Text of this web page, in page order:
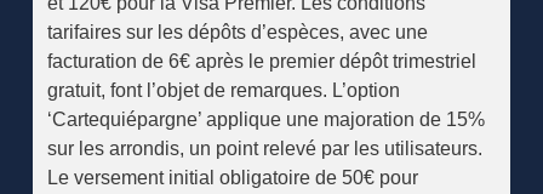
tarifaires sur les dépôts d’espèces, avec une
facturation de 6€ après le premier dépôt trimestriel
gratuit, font l’objet de remarques. L’option
‘Cartequiépargne’ applique une majoration de 15%
sur les arrondis, un point relevé par les utilisateurs.
Le versement initial obligatoire de 50€ pour